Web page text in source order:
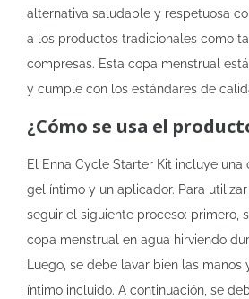
alternativa saludable y respetuosa
a los productos tradicionales como
compresas. Esta copa menstrual
y cumple con los estándares de
¿Cómo se usa el
El Enna Cycle Starter Kit incluye una
gel íntimo y un aplicador. Para
seguir el siguiente proceso: primero,
copa menstrual en agua hirviendo
Luego, se debe lavar bien las
íntimo incluido. A continuación, se